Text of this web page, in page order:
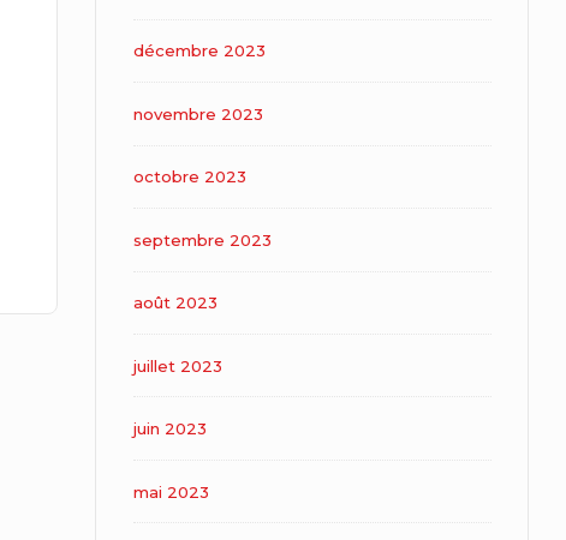
décembre 2023
novembre 2023
octobre 2023
septembre 2023
août 2023
juillet 2023
juin 2023
mai 2023